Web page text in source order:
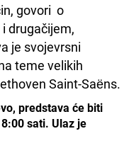
govori o
drugačijem,
je svojevrsni
teme velikih
Saint-Saëns.
predstava će biti
sati. Ulaz je